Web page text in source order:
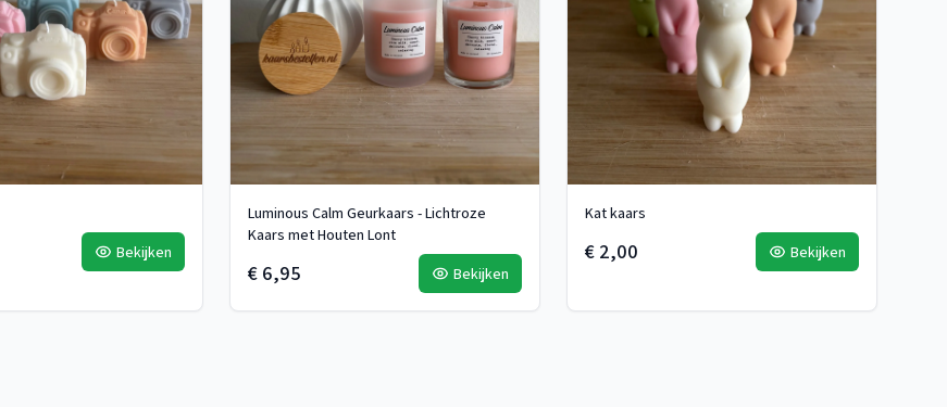
Bekijken
Luminous Calm Geurkaars - Lichtroze
Kaars met Houten Lont
€ 6,95 Bekijken
Kat kaars
€ 2,00 Bekijken